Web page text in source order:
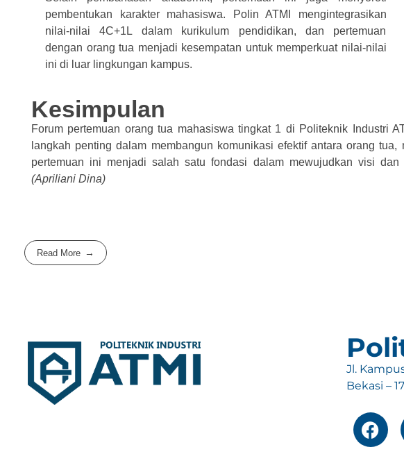
pembentukan karakter mahasiswa. Polin ATMI mengintegrasikan
nilai-nilai 4C+1L dalam kurikulum pendidikan, dan pertemuan
dengan orang tua menjadi kesempatan untuk memperkuat nilai-nilai
ini di luar lingkungan kampus.
Kesimpulan
Forum pertemuan orang tua mahasiswa tingkat 1 di Politeknik Industri
langkah penting dalam membangun komunikasi efektif antara orang
pertemuan ini menjadi salah satu fondasi dalam mewujudkan visi
(Apriliani Dina)
Read More
Jl.
Bekasi –